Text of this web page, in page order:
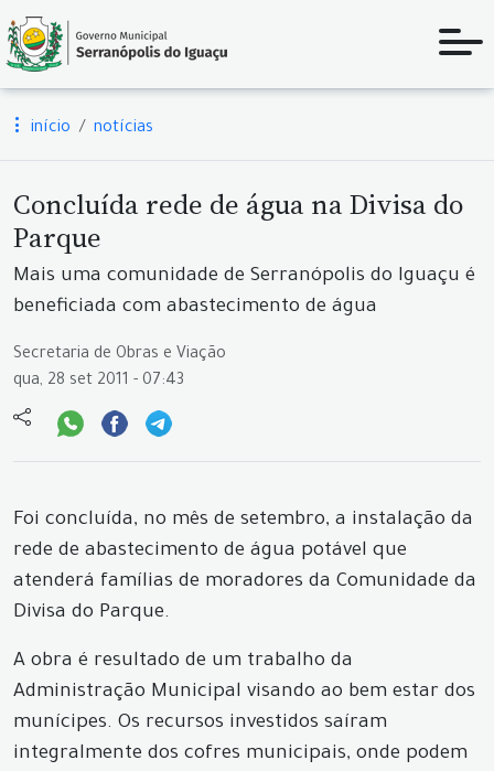
início notícias
Concluída rede de água na Divisa do
Parque
Mais uma comunidade de Serranópolis do Iguaçu é
beneficiada com abastecimento de água
Secretaria de Obras e Viação
qua, 28 set 2011 - 07:43
Foi concluída, no mês de setembro, a instalação da
rede de abastecimento de água potável que
atenderá famílias de moradores da Comunidade da
Divisa do Parque.
A obra é resultado de um trabalho da
Administração Municipal visando ao bem estar dos
munícipes. Os recursos investidos saíram
integralmente dos cofres municipais, onde podem